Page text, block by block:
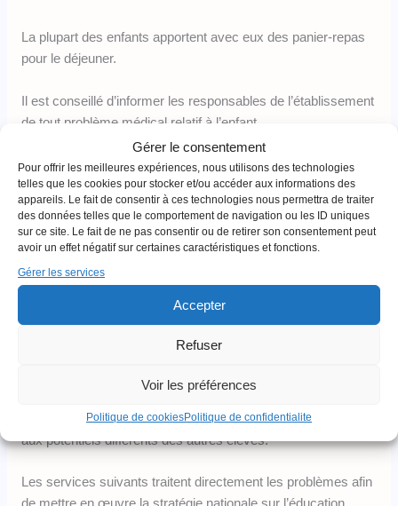
Gérer le consentement
Pour offrir les meilleures expériences, nous utilisons des technologies
telles que les cookies pour stocker et/ou accéder aux informations des
appareils. Le fait de consentir à ces technologies nous permettra de traiter
des données telles que le comportement de navigation ou les ID uniques
sur ce site. Le fait de ne pas consentir ou de retirer son consentement peut
avoir un effet négatif sur certaines caractéristiques et fonctions.
Gérer les services
Accepter
Refuser
Voir les préférences
Politique de cookiesPolitique de confidentialite
La plupart des enfants apportent avec eux des panier-repas
pour le déjeuner.
Il est conseillé d’informer les responsables de l’établissement
de tout problème médical relatif à l’enfant.
La fréquentation scolaire est surveillée également.Les
enfants absents plus de 3 jours doivent présenter à
l’école un certificat médical .
Une politique stricte de protection des enfants est appliquée
au sein des écoles, que ce soit au niveau physique ou mental
adaptés aux capacités de développement, aux besoins et
aux potentiels différents des autres élèves.
Les services suivants traitent directement les problèmes afin